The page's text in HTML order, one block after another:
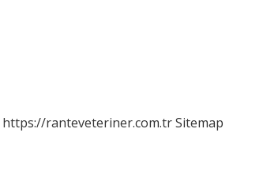
https://ranteveteriner.com.trSitemap